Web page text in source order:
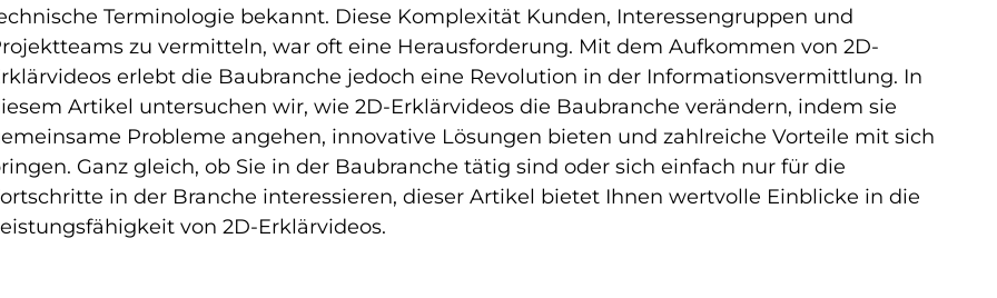
Terminologie bekannt. Diese Komplexität Kunden, Interessengruppen und
zu vermitteln, war oft eine Herausforderung. Mit dem Aufkommen von 2D-
erlebt die Baubranche jedoch eine Revolution in der Informationsvermittlung. In
Artikel untersuchen wir, wie 2D-Erklärvideos die Baubranche verändern, indem sie
Probleme angehen, innovative Lösungen bieten und zahlreiche Vorteile mit sich
Ganz gleich, ob Sie in der Baubranche tätig sind oder sich einfach nur für die
in der Branche interessieren, dieser Artikel bietet Ihnen wertvolle Einblicke in die
von 2D-Erklärvideos.